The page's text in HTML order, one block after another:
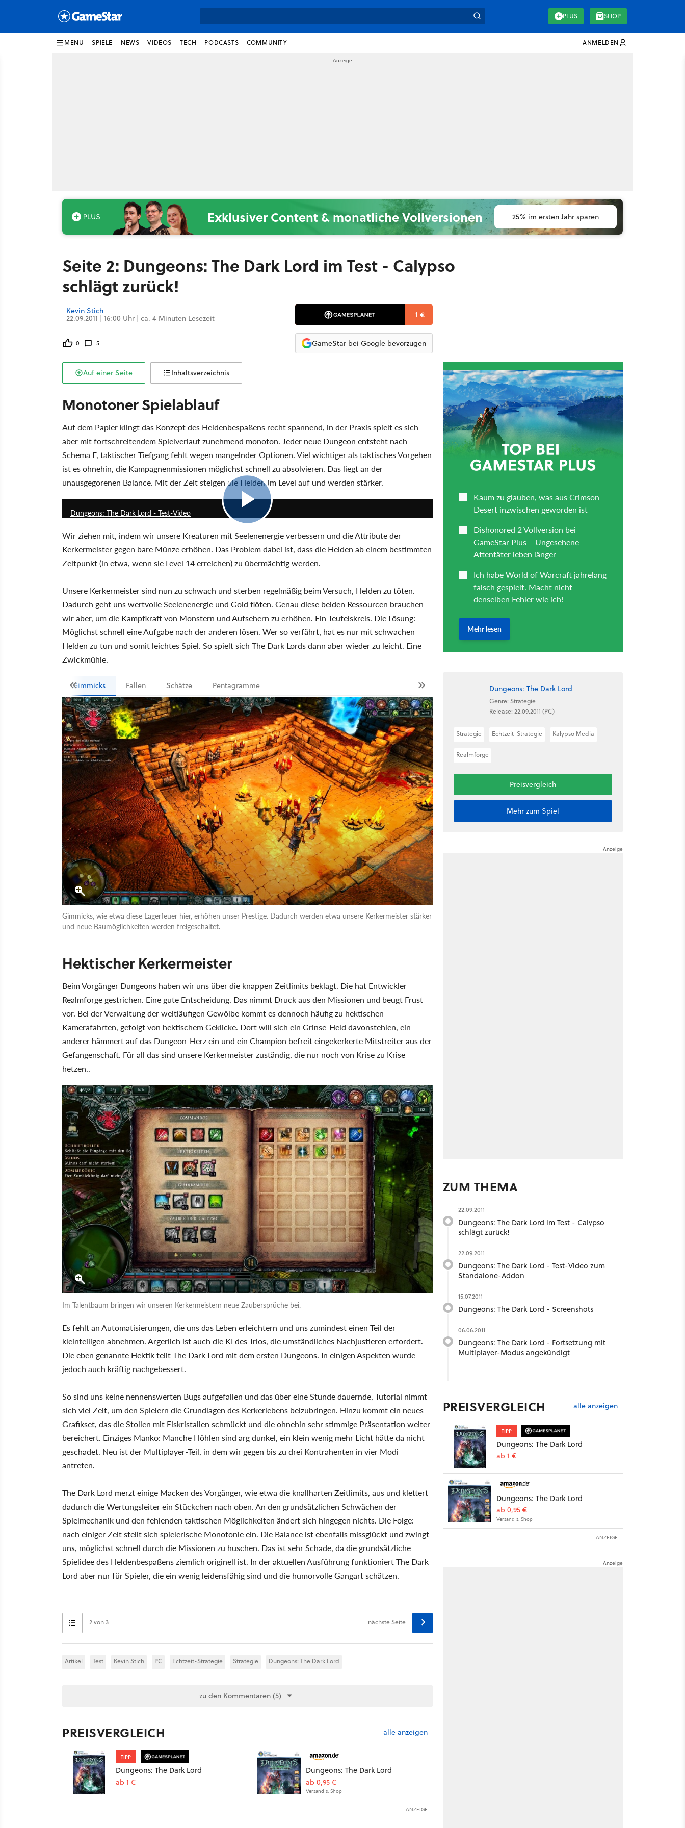
PLUS SHOP
MENU SPIELE NEWS VIDEOS TECH PODCASTS COMMUNITY ANMELDEN
Exklusiver Content & monatliche Vollversionen 25% im ersten Jahr sparen
Seite 2: Dungeons: The Dark Lord im Test - Calypso
schlägt zurück!
Kevin Stich
22.09.2011 | 16:00 Uhr | ca. 4 Minuten Lesezeit
0 5
1 €
GameStar bei Google bevorzugen
Auf einer Seite Inhaltsverzeichnis
Monotoner Spielablauf
Auf dem Papier klingt das Konzept des Heldenbespaßens recht spannend, in der Praxis spielt es sich
aber mit fortschreitendem Spielverlauf zunehmend monoton. Jeder neue Dungeon entsteht nach
Schema F, taktischer Tiefgang fehlt wegen mangelnder Optionen. Viel wichtiger als taktisches Vorgehen
ist es ohnehin, die Kampagnenmissionen möglichst schnell zu absolvieren. Das liegt an der
unausgegorenen Balance. Mit der Zeit steigen die Helden im Level auf und werden stärker.
Dungeons: The Dark Lord - Test-Video
Wir ziehen mit, indem wir unsere Kreaturen mit Seelenenergie verbessern und die Attribute der
Kerkermeister gegen bare Münze erhöhen. Das Problem dabei ist, dass die Helden ab einem bestimmten
Zeitpunkt (in etwa, wenn sie Level 14 erreichen) zu übermächtig werden.
Unsere Kerkermeister sind nun zu schwach und sterben regelmäßig beim Versuch, Helden zu töten.
Dadurch geht uns wertvolle Seelenenergie und Gold flöten. Genau diese beiden Ressourcen brauchen
wir aber, um die Kampfkraft von Monstern und Aufsehern zu erhöhen. Ein Teufelskreis. Die Lösung:
Möglichst schnell eine Aufgabe nach der anderen lösen. Wer so verfährt, hat es nur mit schwachen
Helden zu tun und somit leichtes Spiel. So spielt sich The Dark Lords dann aber wieder zu leicht. Eine
Zwickmühle.
Gimmicks Fallen Schätze Pentagramme
Gimmicks, wie etwa diese Lagerfeuer hier, erhöhen unser Prestige. Dadurch werden etwa unsere Kerkermeister stärker
und neue Baumöglichkeiten werden freigeschaltet.
Hektischer Kerkermeister
Beim Vorgänger Dungeons haben wir uns über die knappen Zeitlimits beklagt. Die hat Entwickler
Realmforge gestrichen. Eine gute Entscheidung. Das nimmt Druck aus den Missionen und beugt Frust
vor. Bei der Verwaltung der weitläufigen Gewölbe kommt es dennoch häufig zu hektischen
Kamerafahrten, gefolgt von hektischem Geklicke. Dort will sich ein Grinse-Held davonstehlen, ein
anderer hämmert auf das Dungeon-Herz ein und ein Champion befreit eingekerkerte Mitstreiter aus der
Gefangenschaft. Für all das sind unsere Kerkermeister zuständig, die nur noch von Krise zu Krise
hetzen..
Im Talentbaum bringen wir unseren Kerkermeistern neue Zaubersprüche bei.
Es fehlt an Automatisierungen, die uns das Leben erleichtern und uns zumindest einen Teil der
kleinteiligen abnehmen. Ärgerlich ist auch die KI des Trios, die umständliches Nachjustieren erfordert.
Die eben genannte Hektik teilt The Dark Lord mit dem ersten Dungeons. In einigen Aspekten wurde
jedoch auch kräftig nachgebessert.
So sind uns keine nennenswerten Bugs aufgefallen und das über eine Stunde dauernde, Tutorial nimmt
sich viel Zeit, um den Spielern die Grundlagen des Kerkerlebens beizubringen. Hinzu kommt ein neues
Grafikset, das die Stollen mit Eiskristallen schmückt und die ohnehin sehr stimmige Präsentation weiter
bereichert. Einziges Manko: Manche Höhlen sind arg dunkel, ein klein wenig mehr Licht hätte da nicht
geschadet. Neu ist der Multiplayer-Teil, in dem wir gegen bis zu drei Kontrahenten in vier Modi
antreten.
The Dark Lord merzt einige Macken des Vorgänger, wie etwa die knallharten Zeitlimits, aus und klettert
dadurch die Wertungsleiter ein Stückchen nach oben. An den grundsätzlichen Schwächen der
Spielmechanik und den fehlenden taktischen Möglichkeiten ändert sich hingegen nichts. Die Folge:
nach einiger Zeit stellt sich spielerische Monotonie ein. Die Balance ist ebenfalls missglückt und zwingt
uns, möglichst schnell durch die Missionen zu huschen. Das ist sehr Schade, da die grundsätzliche
Spielidee des Heldenbespaßens ziemlich originell ist. In der aktuellen Ausführung funktioniert The Dark
Lord aber nur für Spieler, die ein wenig leidensfähig sind und die humorvolle Gangart schätzen.
2 von 3 nächste Seite
Artikel Test Kevin Stich PC Echtzeit-Strategie Strategie Dungeons: The Dark Lord
zu den Kommentaren (5)
PREISVERGLEICH alle anzeigen
TIPP
Dungeons: The Dark Lord
ab 1 €
Dungeons: The Dark Lord
ab 0,95 €
Versand s. Shop
ANZEIGE
Dungeons: The Dark Lord
Genre: Strategie
Release: 22.09.2011 (PC)
Strategie Echtzeit-Strategie Kalypso Media
Realmforge
Preisvergleich
Mehr zum Spiel
ZUM THEMA
22.09.2011
Dungeons: The Dark Lord im Test - Calypso
schlägt zurück!
22.09.2011
Dungeons: The Dark Lord - Test-Video zum
Standalone-Addon
15.07.2011
Dungeons: The Dark Lord - Screenshots
06.06.2011
Dungeons: The Dark Lord - Fortsetzung mit
Multiplayer-Modus angekündigt
PREISVERGLEICH alle anzeigen
TIPP
Dungeons: The Dark Lord
ab 1 €
Dungeons: The Dark Lord
ab 0,95 €
Versand s. Shop
ANZEIGE